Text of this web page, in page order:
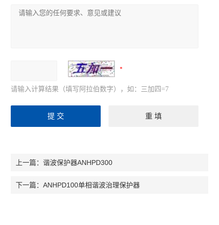
请输入计算结果（填写阿拉伯数字），如：三加四=7
上一篇：谐波保护器ANHPD300
下一篇：ANHPD100单相谐波治理保护器